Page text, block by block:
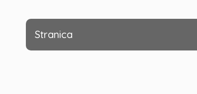
Stranica